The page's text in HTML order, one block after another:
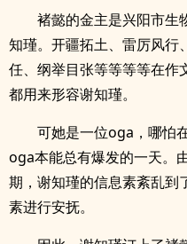
褚懿的金主是兴阳市生
知瑾。开疆拓土、雷厉风行
任、纲举目张等等等等在作
都用来形容谢知瑾。
可她是一位oga，哪怕
oga本能总有爆发的一天。
期，谢知瑾的信息素紊乱
素进行安抚。